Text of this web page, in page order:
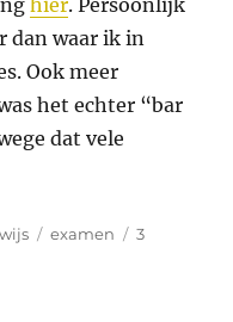
hier. Persoonlijk
dan waar ik in
Ook meer
het echter “bar
dat vele
Tags
examen
3